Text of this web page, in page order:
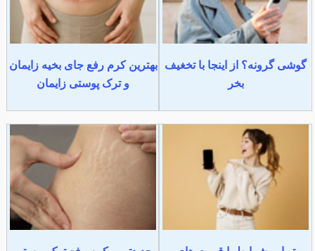
گوشی گرونه؟ از اینجا با تخغیف
بخر
بهترین کرم رفع جای بخیه زایمان
و ترک پوستی زایمان